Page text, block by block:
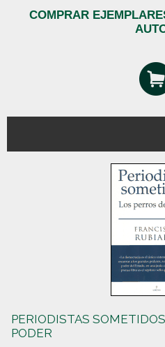
COMPRAR
PERIODISTAS
PODER